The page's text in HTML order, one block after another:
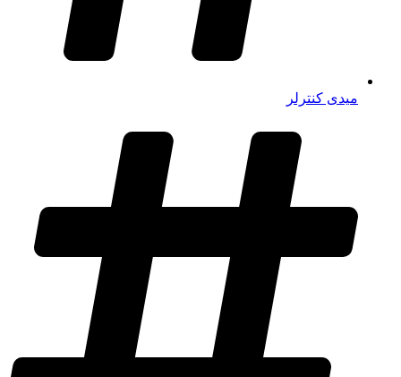
میدی کنترلر